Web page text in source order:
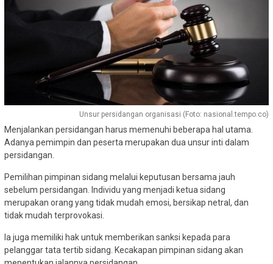
Unsur persidangan organisasi (Foto: nasional.tempo.co)
Menjalankan persidangan harus memenuhi beberapa hal utama.
Adanya pemimpin dan peserta merupakan dua unsur inti dalam
persidangan.
Pemilihan pimpinan sidang melalui keputusan bersama jauh
sebelum persidangan. Individu yang menjadi ketua sidang
merupakan orang yang tidak mudah emosi, bersikap netral, dan
tidak mudah terprovokasi.
Ia juga memiliki hak untuk memberikan sanksi kepada para
pelanggar tata tertib sidang. Kecakapan pimpinan sidang akan